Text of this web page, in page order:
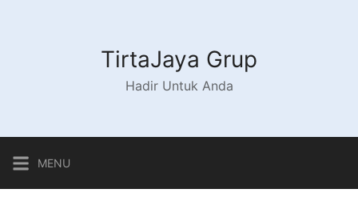
TirtaJaya Grup
Hadir Untuk Anda
MENU